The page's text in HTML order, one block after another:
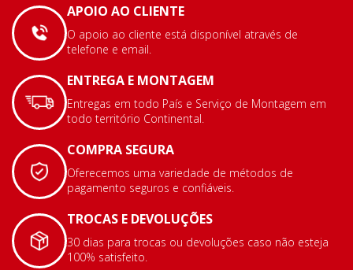
APOIO AO CLIENTE
O apoio ao cliente está disponível através de
telefone e email.
ENTREGA E MONTAGEM
Entregas em todo País e Serviço de Montagem em
todo território Continental.
COMPRA SEGURA
Oferecemos uma variedade de métodos de
pagamento seguros e confiáveis.
TROCAS E DEVOLUÇÕES
30 dias para trocas ou devoluções caso não esteja
100% satisfeito.